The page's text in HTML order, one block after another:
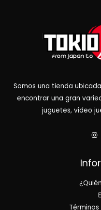
Somos una tienda
encontrar una gran
juguetes, video